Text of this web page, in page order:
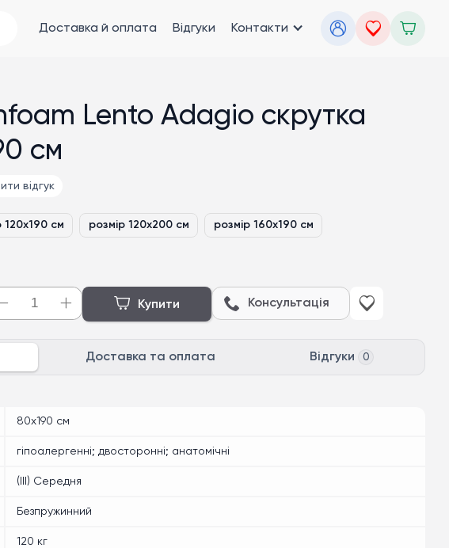
Доставка й оплата Відгуки Контакти
Lento Adagio скрутка
см
відгук
120x190 см розмір 120x200 см розмір 160x190 см
Купити Консультація
Доставка та оплата Відгуки 0
80x190 см
гіпоалергенні; двосторонні; анатомічні
(III) Середня
Безпружинний
120 кг